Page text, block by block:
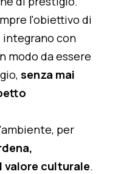
l'obiettivo di
integrano con
modo da essere
senza mai
per
culturale.